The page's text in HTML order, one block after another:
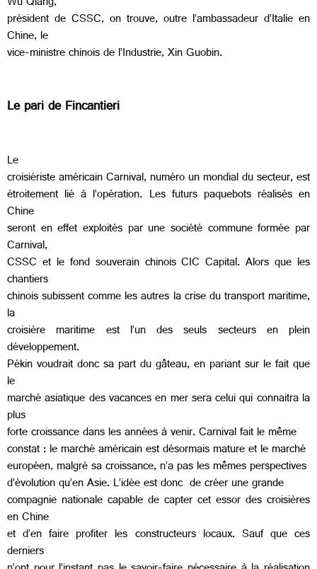
président de CSSC, on trouve, outre l’ambassadeur d’Italie en
Chine, le
vice-ministre chinois de l’Industrie, Xin Guobin.
Le pari de Fincantieri
Le
croisiériste américain Carnival, numéro un mondial du secteur, est
étroitement lié à l’opération. Les futurs paquebots réalisés en
Chine
seront en effet exploités par une société commune formée par
Carnival,
CSSC et le fond souverain chinois CIC Capital. Alors que les
chantiers
chinois subissent comme les autres la crise du transport maritime,
la
croisière maritime est l’un des seuls secteurs en plein
développement.
Pékin voudrait donc sa part du gâteau, en pariant sur le fait que
le
marché asiatique des vacances en mer sera celui qui connaitra la
plus
forte croissance dans les années à venir. Carnival fait le même
constat : le marché américain est désormais mature et le marché
européen, malgré sa croissance, n’a pas les mêmes perspectives
d’évolution qu’en Asie. L’idée est donc de créer une grande
compagnie nationale capable de capter cet essor des croisières
en Chine
et d’en faire profiter les constructeurs locaux. Sauf que ces
derniers